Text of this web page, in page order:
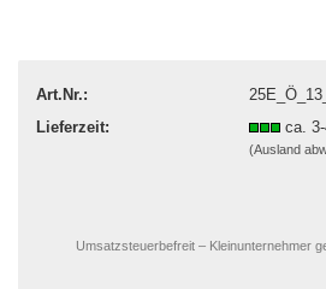
Art.Nr.:
Lieferzeit:
ca.
(Ausland
Umsatzsteuerbefreit – Kleinunternehmer